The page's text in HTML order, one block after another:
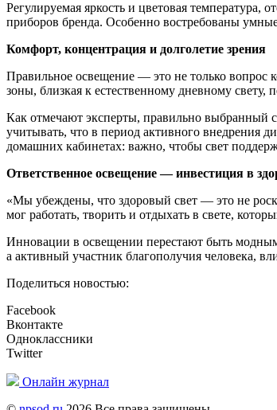
Регулируемая яркость и цветовая
приборов бренда. Особенно востребованы
Комфорт, концентрация и долголетие зрения
Правильное освещение — это не только вопрос
зоны, близкая к естественному дневному
Как отмечают эксперты, правильно выбранный
учитывать, что в период активного внедрения
домашних кабинетах: важно, чтобы свет
Ответственное освещение — инвестиция в
«Мы убеждены, что здоровый свет — это не
мог работать, творить и отдыхать в свете,
Инновации в освещении перестают быть
а активный участник благополучия человека,
Поделиться новостью:
Facebook
Вконтакте
Одноклассники
Twitter
Онлайн журнал